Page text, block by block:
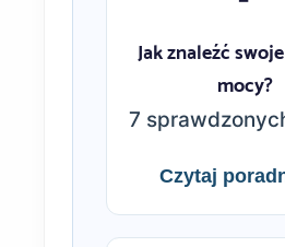
Jak znaleźć
mocy?
7
Czytaj